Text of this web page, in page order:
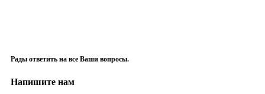
Рады ответить на все Ваши вопросы.
Напишите нам